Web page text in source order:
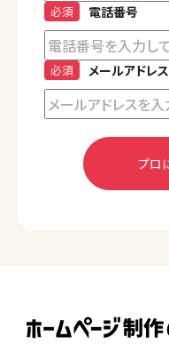
電話番号
必須
メールアドレス
必須